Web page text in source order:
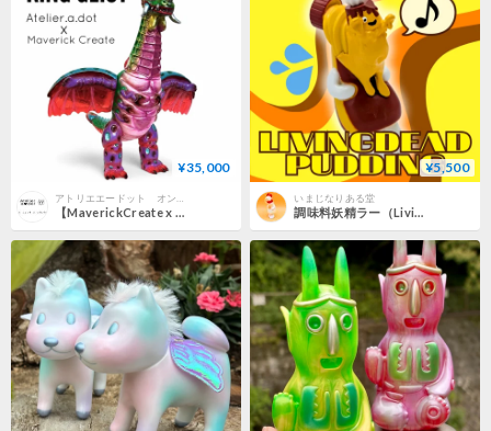
¥35,000
【MaverickCreate x Atelier.a.dot】合体翼怪獣 キングギイスト3期 King Geist 限定10体 Exclusive10pcs only
¥5,500
いまじなりある堂
調味料妖精ラー（Living Dead Pudding）